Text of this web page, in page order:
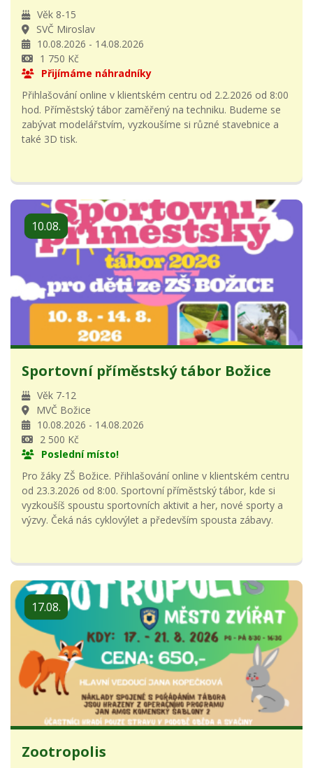
Věk 8-15
SVČ Miroslav
10.08.2026 - 14.08.2026
1 750 Kč
Přijímáme náhradníky
Přihlašování online v klientském centru od 2.2.2026 od 8:00
hod. Příměstský tábor zaměřený na techniku. Budeme se
zabývat modelářstvím, vyzkoušíme si různé stavebnice a
také 3D tisk.
10.08.
Sportovní příměstský tábor Božice
Věk 7-12
MVČ Božice
10.08.2026 - 14.08.2026
2 500 Kč
Poslední místo!
Pro žáky ZŠ Božice. Přihlašování online v klientském centru
od 23.3.2026 od 8:00. Sportovní příměstský tábor, kde si
vyzkoušíš spoustu sportovních aktivit a her, nové sporty a
výzvy. Čeká nás cyklovýlet a především spousta zábavy.
17.08.
Zootropolis